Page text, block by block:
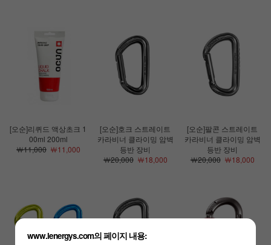
[오순]리퀴드 액상초크 1
00ml 200ml
￦11,000￦11,000
[오순]호크 스트레이트
카라비너 클라이밍 암벽
등반 장비
￦20,000￦18,000
[오순]팔콘 스트레이트
카라비너 클라이밍 암벽
등반 장비
￦20,000￦18,000
www.lenergys.com의 페이지 내용: